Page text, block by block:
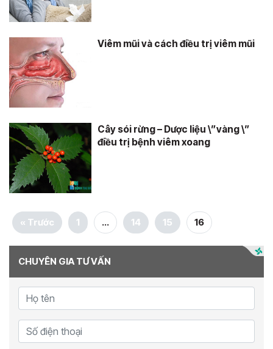
Viêm mũi và cách điều trị viêm mũi
Cây sói rừng – Dược liệu \”vàng \”
điều trị bệnh viêm xoang
« Trước 1 … 14 15 16
CHUYÊN GIA TƯ VẤN